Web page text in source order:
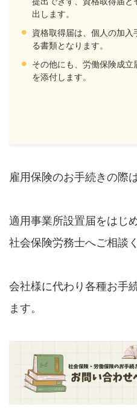
出します。
資格取得届は、個人の加入
る書類となります。
その他にも、労働保険成立
を添付します。
雇用保険のお手続きの際
適用事業所設置届をはじ
社会保険労務士へご相談
会社様に代わり各種お手
ます。